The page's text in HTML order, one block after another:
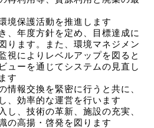
境保護活動を推進します
、年度方針を定め、目標達成に
ります。また、環境マネジメン
視によりレベルアップを図ると
ューを通じてシステムの見直し
す
情報交換を緊密に行うと共に、
、効率的な運営を行います
し、技術の革新、施設の充実、
の高揚・啓発を図ります